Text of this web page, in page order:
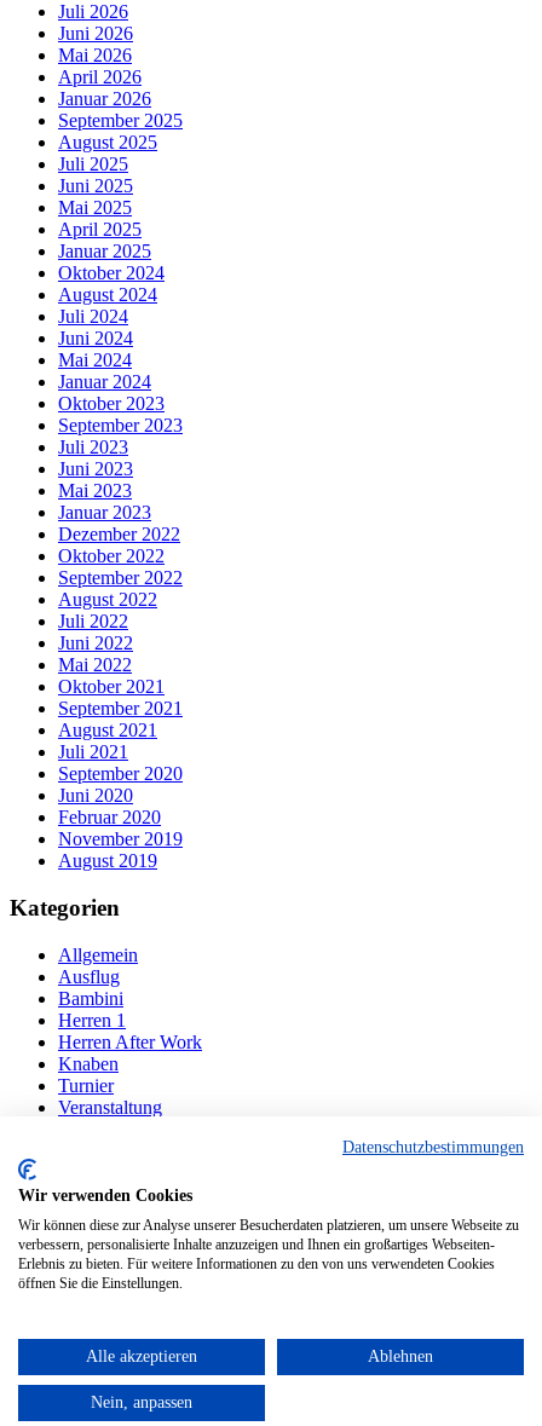
Juli 2026
Juni 2026
Mai 2026
April 2026
Januar 2026
September 2025
August 2025
Juli 2025
Juni 2025
Mai 2025
April 2025
Januar 2025
Oktober 2024
August 2024
Juli 2024
Juni 2024
Mai 2024
Januar 2024
Oktober 2023
September 2023
Juli 2023
Juni 2023
Mai 2023
Januar 2023
Dezember 2022
Oktober 2022
September 2022
August 2022
Juli 2022
Juni 2022
Mai 2022
Oktober 2021
September 2021
August 2021
Juli 2021
September 2020
Juni 2020
Februar 2020
November 2019
August 2019
Kategorien
Allgemein
Ausflug
Bambini
Herren 1
Herren After Work
Knaben
Turnier
Veranstaltung
Navigation
Der Verein
Mannschaften
Ansprechpartner
Sponsoren
Kontakt
Datenschutz
Impressum
Datenschutzbestimmungen
Wir verwenden Cookies
Wir können diese zur Analyse unserer Besucherdaten platzieren, um unsere Webseite zu
verbessern, personalisierte Inhalte anzuzeigen und Ihnen ein großartiges Webseiten-
Erlebnis zu bieten. Für weitere Informationen zu den von uns verwendeten Cookies
öffnen Sie die Einstellungen.
Alle akzeptieren Ablehnen
Nein, anpassen